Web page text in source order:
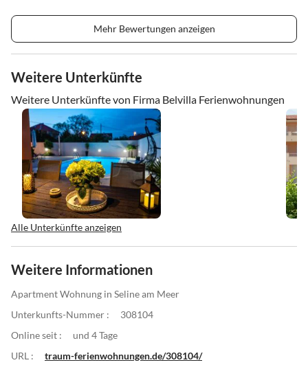
Mehr Bewertungen anzeigen
Weitere Unterkünfte
Weitere Unterkünfte von Firma Belvilla Ferienwohnungen
Alle Unterkünfte anzeigen
Weitere Informationen
Apartment Wohnung in Seline am Meer
Unterkunfts-Nummer :
308104
Online seit :
und 4 Tage
URL :
traum-ferienwohnungen.de/308104/